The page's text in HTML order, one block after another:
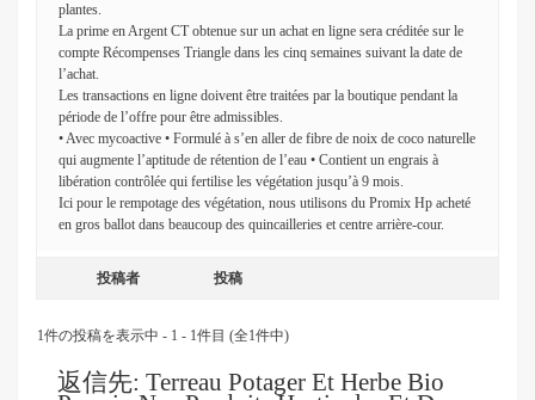
plantes.
La prime en Argent CT obtenue sur un achat en ligne sera créditée sur le
compte Récompenses Triangle dans les cinq semaines suivant la date de
l’achat.
Les transactions en ligne doivent être traitées par la boutique pendant la
période de l’offre pour être admissibles.
• Avec mycoactive • Formulé à s’en aller de fibre de noix de coco naturelle
qui augmente l’aptitude de rétention de l’eau • Contient un engrais à
libération contrôlée qui fertilise les végétation jusqu’à 9 mois.
Ici pour le rempotage des végétation, nous utilisons du Promix Hp acheté
en gros ballot dans beaucoup des quincailleries et centre arrière-cour.
投稿者 投稿
1件の投稿を表示中 - 1 - 1件目 (全1件中)
返信先: Terreau Potager Et Herbe Bio